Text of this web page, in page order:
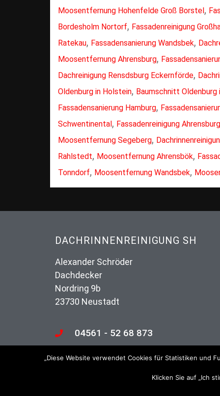
Moosentfernung Hohenfelde Groß Borstel,
Bordesholm Nortorf, Fassadenreinigung
Ratekau, Fassadensanierung Wandsbek,
Moosentfernung Ahrensburg,
Dachreinigung Rensdsburg Eckernförde,
Oldenburg in Holstein, Baumschnitt Oldenburg
Fassadensanierung Hamburg,
Schwentinental, Fassadenreinigung Ahrensburg
Moosentfernung Segeberg,
Rahlstedt, Moosentfernung Ahrensbök,
Tonndorf, Moosentfernung Wandsbek,
DACHRINNENREINIGUNG SH
Alexander Schröder
Dachdecker
Nordring 9b
23730 Neustadt
04561 - 52 68 873
info@dachrinnenreinigung-sh.de
„Diese Website verwendet Cookies für Statistiken und
Klicken Sie auf „Ich